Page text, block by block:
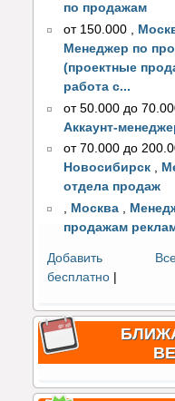
по продажам
от 150.000
Менеджер по
(проектные
работа с...
от 50.000 до
Аккаунт-
от 70.000 до
Новосибирск ,
отдела продаж
, Москва ,
продажам
Добавить
бесплатно